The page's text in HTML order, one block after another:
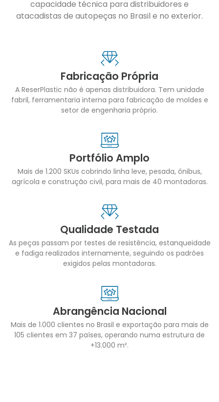
capacidade técnica para distribuidores e
atacadistas de autopeças no Brasil e no exterior.
Fabricação Própria
A ReserPlastic não é apenas distribuidora. Tem unidade
fabril, ferramentaria interna para fabricação de moldes e
setor de engenharia próprio.
Portfólio Amplo
Mais de 1.200 SKUs cobrindo linha leve, pesada, ônibus,
agrícola e construção civil, para mais de 40 montadoras.
Qualidade Testada
As peças passam por testes de resistência, estanqueidade
e fadiga realizados internamente, seguindo os padrões
exigidos pelas montadoras.
Abrangência Nacional
Mais de 1.000 clientes no Brasil e exportação para mais de
105 clientes em 37 países, operando numa estrutura de
+13.000 m².